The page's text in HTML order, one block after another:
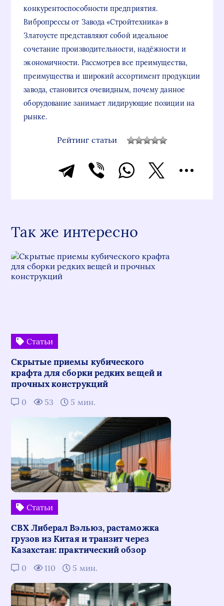
конкурентоспособности предприятия.
Вибропрессы от Завода «Стройтехника» в
Златоусте представляют собой идеальное
сочетание производительности, надёжности и
экономичности. Рассмотрев все преимущества,
преимущества и широкий ассортимент продукции
завода, становится очевидным, почему данное
оборудование занимает лидирующие позиции на
рынке.
Рейтинг статьи
Так же интересно
Статьи
Скрытые приемы кубического
крафта для сборки редких вещей и
прочных конструкций
0 53 5 мин.
Статьи
СВХ Либерал Вэльюз, растаможка
грузов из Китая и транзит через
Казахстан: практический обзор
0 110 5 мин.